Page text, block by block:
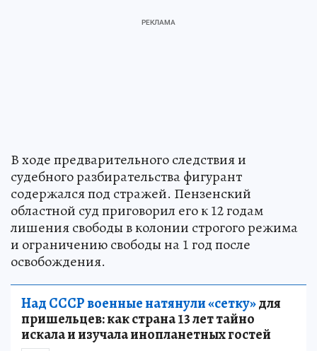
В ходе предварительного следствия и
судебного разбирательства фигурант
содержался под стражей. Пензенский
областной суд приговорил его к 12 годам
лишения свободы в колонии строгого режима
и ограничению свободы на 1 год после
освобождения.
Над СССР военные натянули «сетку»для
пришельцев: как страна 13 лет тайно
искала и изучала инопланетных гостей